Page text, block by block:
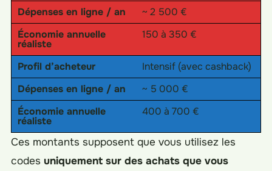
Dépenses en ligne / an
~ 2 500 €
Économie annuelle
réaliste
150 à 350 €
Profil d’acheteur
Intensif (avec cashback)
Dépenses en ligne / an
~ 5 000 €
Économie annuelle
réaliste
400 à 700 €
Ces montants supposent que vous utilisez les
codes uniquement sur des achats que vous